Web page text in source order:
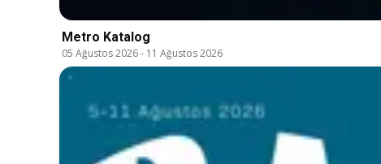
Metro Katalog
05 Ağustos 2026- 11 Ağustos 2026